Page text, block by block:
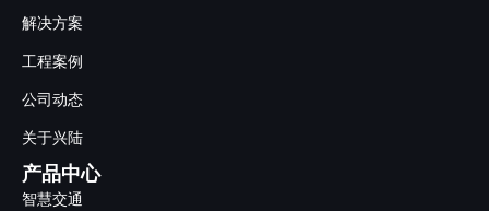
解决方案
工程案例
公司动态
关于兴陆
产品中心
智慧交通